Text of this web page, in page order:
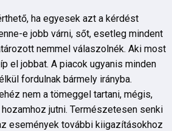
ha egyesek azt a kérdést
e jobb várni, sőt, esetleg mindent
nemmel válaszolnék. Aki most
el jobbat. A piacok ugyanis minden
fordulnak bármely irányba.
nem a tömeggel tartani, mégis,
jutni. Természetesen senki
események további kiigazításokhoz